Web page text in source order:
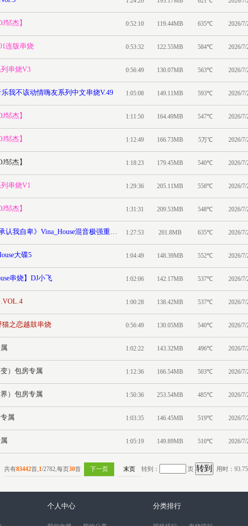
邹杰】 0:52:10 119.44MB 635℃ 2026/7/
连版串烧 0:53:32 122.55MB 584℃ 2026/7/
串烧V3 0:56:49 130.07MB 563℃ 2026/7/
我不该动情嗨友系列中文串烧V.49 1:05:08 149.11MB 593℃ 2026/7/
邹杰】 1:11:50 164.49MB 547℃ 2026/7/
邹杰】 1:12:49 166.73MB 5万℃ 2026/7/
邹杰】 1:18:23 179.45MB 540℃ 2026/7/
串烧V1 1:29:36 205.11MB 558℃ 2026/7/
邹杰】 1:31:31 209.53MB 548℃ 2026/7/
酷音dj倾城-抖音热门歌曲巅峰潮流榜《我承认我自卑》Vina_House混音极强重低音舞曲串烧_ 1:27:53 201.8MB 635℃ 2026/7/
大碟5 1:04:49 148.39MB 552℃ 2026/7/
串烧】DJ小飞 1:02:06 142.17MB 537℃ 2026/7/
1:00:28 138.42MB 537℃ 2026/7/
猫之恋越鼓串烧 0:56:49 130.05MB 540℃ 2026/7/
1:02:22 143.32MB 496℃ 2026/7/
）包房专属 1:12:36 166.54MB 503℃ 2026/7/
）包房专属 1:50:36 253.54MB 485℃ 2026/7/
属 1:03:35 146.45MB 519℃ 2026/7/
1:05:19 149.89MB 510℃ 2026/7/
下一页 末页 转到： 页 用时：
共有83442首,1/2782,每页30首
个人中心 分类排行